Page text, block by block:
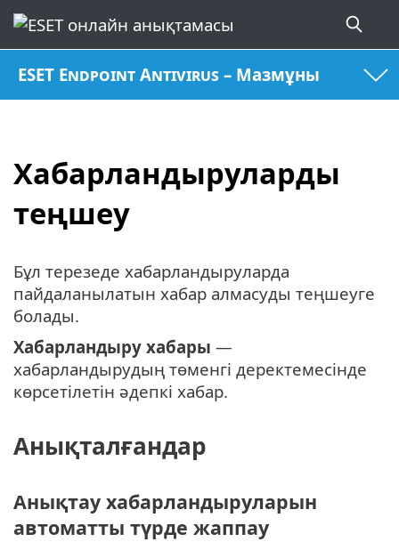
ESET Endpoint Antivirus – Мазмұны
Хабарландыруларды
теңшеу
Бұл терезеде хабарландыруларда
пайдаланылатын хабар алмасуды теңшеуге
болады.
Хабарландыру хабары —
хабарландырудың төменгі деректемесінде
көрсетілетін әдепкі хабар.
Анықталғандар
Анықтау хабарландыруларын
автоматты түрде жаппау